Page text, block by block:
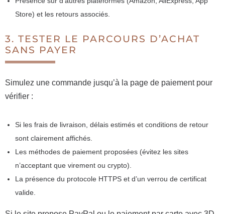
Store) et les retours associés.
3. TESTER LE PARCOURS D’ACHAT
SANS PAYER
Simulez une commande jusqu’à la page de paiement pour
vérifier :
Si les frais de livraison, délais estimés et conditions de retour
sont clairement affichés.
Les méthodes de paiement proposées (évitez les sites
n’acceptant que virement ou crypto).
La présence du protocole HTTPS et d’un verrou de certificat
valide.